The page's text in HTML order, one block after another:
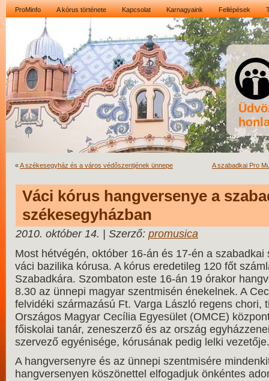
ProMinfo A kórus története Kapcsolat Karnagyaink Fellépések
«A székesegyház és a város védőszentjének ünnepe A szabadkai Pro
Váci kórus hangversenye a
székesegyházban
2010. október 14. | Szerző: promusica
Most hétvégén, október 16-án és 17-én a
váci bazilika kórusa. A kórus eredetileg 120 főt
Szabadkára. Szombaton este 16-án 19 órakor
8.30 az ünnepi magyar szentmisén énekelnek. A
felvidéki származású Ft. Varga László regens chori,
Országos Magyar Cecília Egyesület (OMCE)
főiskolai tanár, zeneszerző és az ország
szervező egyénisége, kórusának pedig lelki vezetője.
A hangversenyre és az ünnepi szentmisére
hangversenyen köszönettel elfogadjuk önkéntes